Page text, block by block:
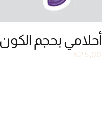
أحلامي بحجم الكون
₺25,00